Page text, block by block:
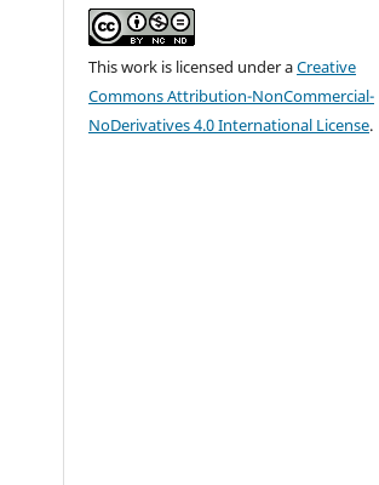
This work is licensed under aCreative
Commons Attribution-NonCommercial-
NoDerivatives 4.0 International License.